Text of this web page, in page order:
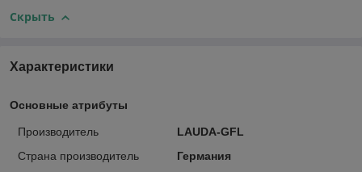
Скрыть
Характеристики
Основные атрибуты
Производитель
LAUDA-GFL
Страна производитель
Германия